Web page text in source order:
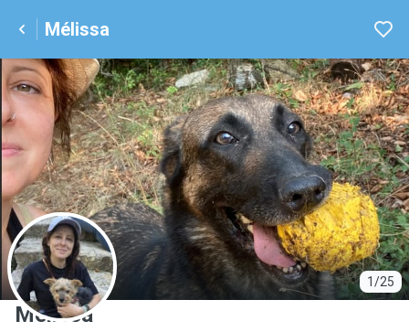
Mélissa
1/25
M
Mélissa